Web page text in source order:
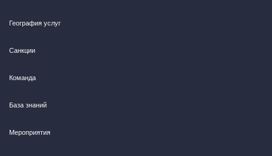
География услуг
Санкции
Команда
База знаний
Мероприятия